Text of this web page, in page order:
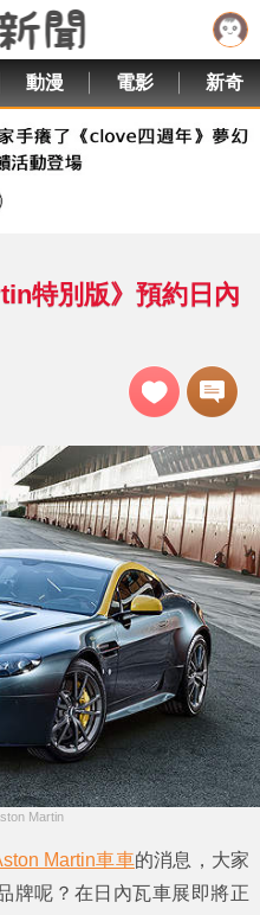
動漫 電影 新奇
特別版》預約日內
Martin
Martin車車的消息，大家
牌呢？在日內瓦車展即將正